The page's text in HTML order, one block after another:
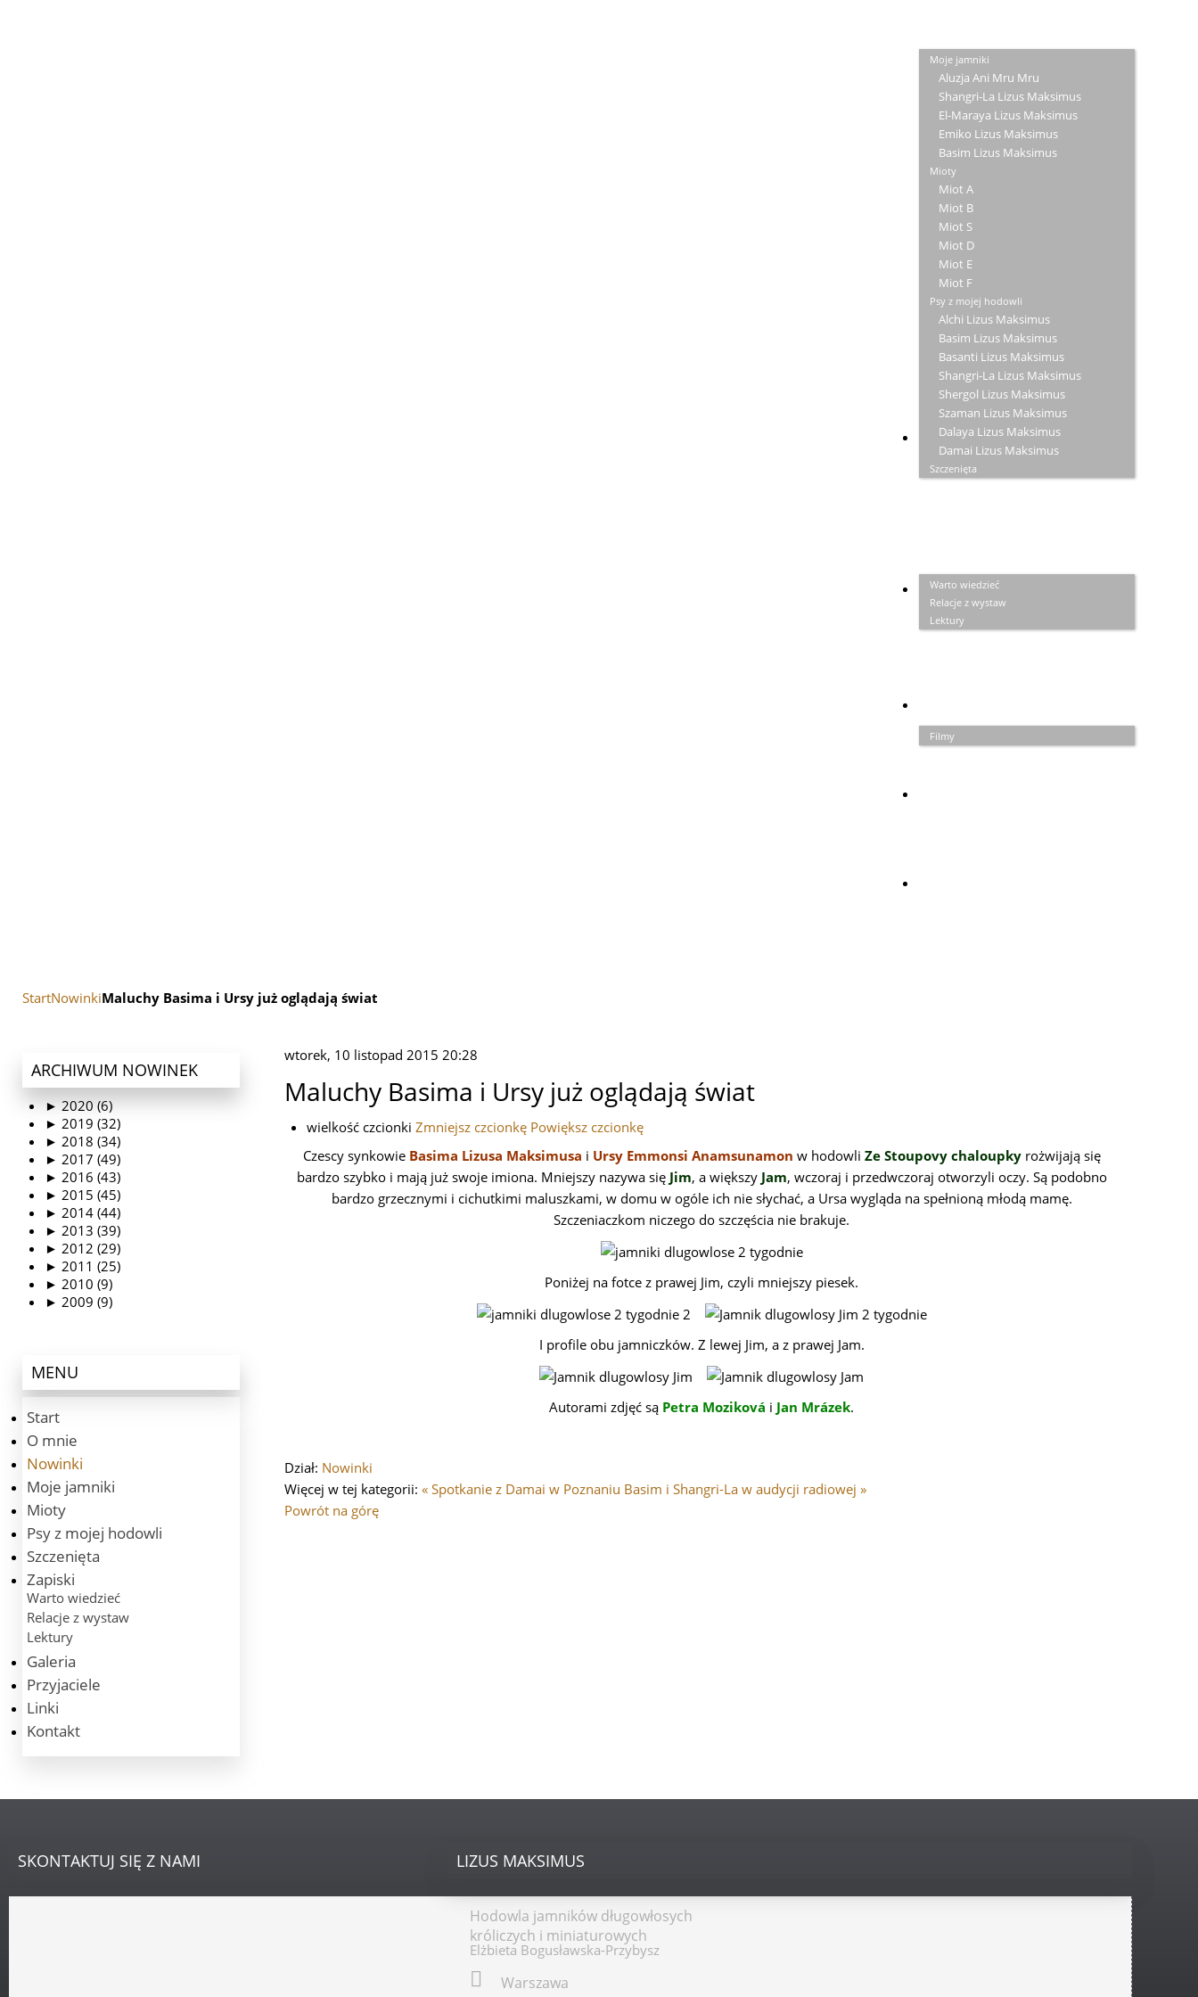
Moje jamniki
Aluzja Ani Mru Mru
Shangri-La Lizus Maksimus
El-Maraya Lizus Maksimus
Emiko Lizus Maksimus
Basim Lizus Maksimus
Mioty
Miot A
Miot B
Miot S
Miot D
Miot E
Miot F
Psy z mojej hodowli
Alchi Lizus Maksimus
Basim Lizus Maksimus
Basanti Lizus Maksimus
Shangri-La Lizus Maksimus
Shergol Lizus Maksimus
Szaman Lizus Maksimus
Dalaya Lizus Maksimus
Damai Lizus Maksimus
Szczenięta
ZAPISKI
Warto wiedzieć
Relacje z wystaw
Lektury
GALERIA
Filmy
StartNowinkiMaluchy Basima i Ursy już oglądają świat
wtorek, 10 listopad 2015 20:28
Maluchy Basima i Ursy już oglądają świat
wielkość czcionki Zmniejsz czcionkę Powiększ czcionkę
Czescy synkowie Basima Lizusa Maksimusa i Ursy Emmonsi Anamsunamon w hodowli Ze Stoupovy chaloupkyrożwijają się
bardzo szybko i mają już swoje imiona. Mniejszy nazywa się Jim, a większy Jam, wczoraj i przedwczoraj otworzyli oczy. Są podobno
bardzo grzecznymi i cichutkimi maluszkami, w domu w ogóle ich nie słychać, a Ursa wygląda na spełnioną młodą mamę.
Szczeniaczkom niczego do szczęścia nie brakuje.
Poniżej na fotce z prawej Jim, czyli mniejszy piesek.
I profile obu jamniczków. Z lewej Jim, a z prawej Jam.
Autorami zdjęć są Petra Moziková i Jan Mrázek.
Dział: Nowinki
Więcej w tej kategorii: « Spotkanie z Damai w Poznaniu Basim i Shangri-La w audycji radiowej »
Powrót na górę
ARCHIWUM NOWINEK
► 2020 (6)
► 2019 (32)
► 2018 (34)
► 2017 (49)
► 2016 (43)
► 2015 (45)
► 2014 (44)
► 2013 (39)
► 2012 (29)
► 2011 (25)
► 2010 (9)
► 2009 (9)
MENU
Start
O mnie
Nowinki
Moje jamniki
Mioty
Psy z mojej hodowli
Szczenięta
Zapiski
Warto wiedzieć
Relacje z wystaw
Lektury
Galeria
Przyjaciele
Linki
Kontakt
LIZUS MAKSIMUS
Hodowla jamników długowłosych
króliczych i miniaturowych
Elżbieta Bogusławska-Przybysz
Warszawa
SKONTAKTUJ SIĘ Z NAMI